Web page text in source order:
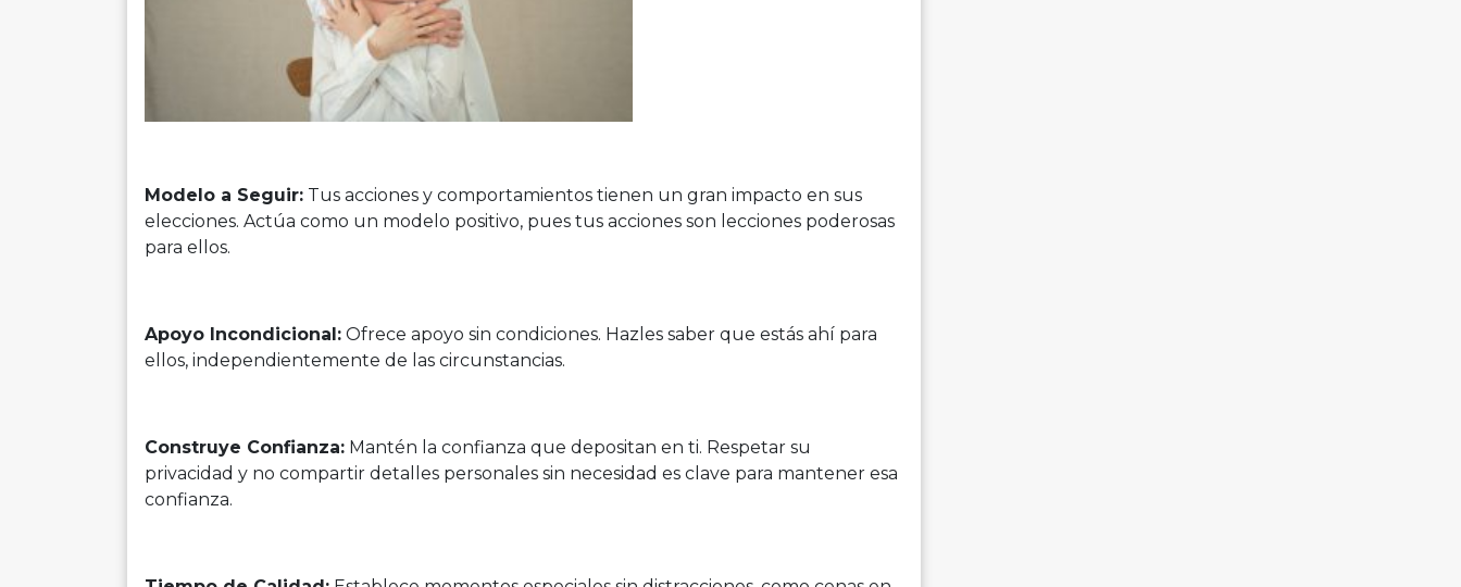
Modelo a Seguir: Tus acciones y comportamientos tienen un gran impacto en sus
elecciones. Actúa como un modelo positivo, pues tus acciones son lecciones poderosas
para ellos.
Apoyo Incondicional: Ofrece apoyo sin condiciones. Hazles saber que estás ahí para
ellos, independientemente de las circunstancias.
Construye Confianza: Mantén la confianza que depositan en ti. Respetar su
privacidad y no compartir detalles personales sin necesidad es clave para mantener esa
confianza.